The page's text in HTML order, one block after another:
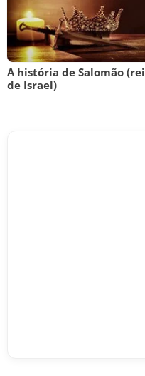
A história de Salomão (rei
de Israel)